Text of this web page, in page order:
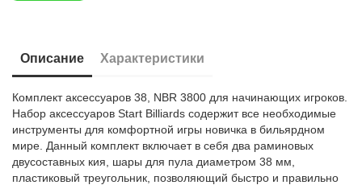
Описание Характеристики
Комплект аксессуаров 38, NBR 3800 для начинающих игроков.
Набор аксессуаров Start Billiards содержит все необходимые
инструменты для комфортной игры новичка в бильярдном
мире. Данный комплект включает в себя два раминовых
двусоставных кия, шары для пула диаметром 38 мм,
пластиковый треугольник, позволяющий быстро и правильно